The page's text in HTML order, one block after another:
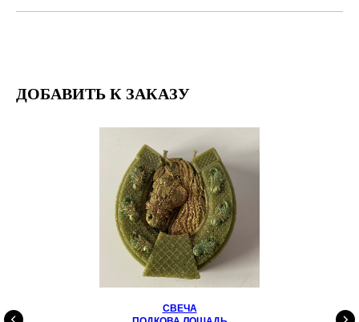
ДОБАВИТЬ К ЗАКАЗУ
СВЕЧА